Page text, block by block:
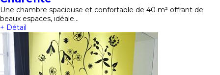
Une chambre spacieuse et confortable de 40 m² offrant de
beaux espaces, idéale…
+ Détail